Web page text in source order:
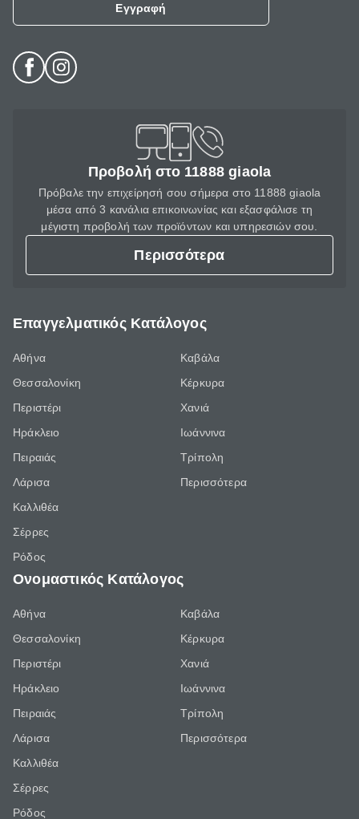
Εγγραφή
Προβολή στο 11888 giaola
Πρόβαλε την επιχείρησή σου σήμερα στο 11888 giaola
μέσα από 3 κανάλια επικοινωνίας και εξασφάλισε τη
μέγιστη προβολή των προϊόντων και υπηρεσιών σου.
Περισσότερα
Επαγγελματικός Κατάλογος
Αθήνα
Θεσσαλονίκη
Περιστέρι
Ηράκλειο
Πειραιάς
Λάρισα
Καλλιθέα
Σέρρες
Ρόδος
Καβάλα
Κέρκυρα
Χανιά
Ιωάννινα
Τρίπολη
Περισσότερα
Ονομαστικός Κατάλογος
Αθήνα
Θεσσαλονίκη
Περιστέρι
Ηράκλειο
Πειραιάς
Λάρισα
Καλλιθέα
Σέρρες
Ρόδος
Καβάλα
Κέρκυρα
Χανιά
Ιωάννινα
Τρίπολη
Περισσότερα